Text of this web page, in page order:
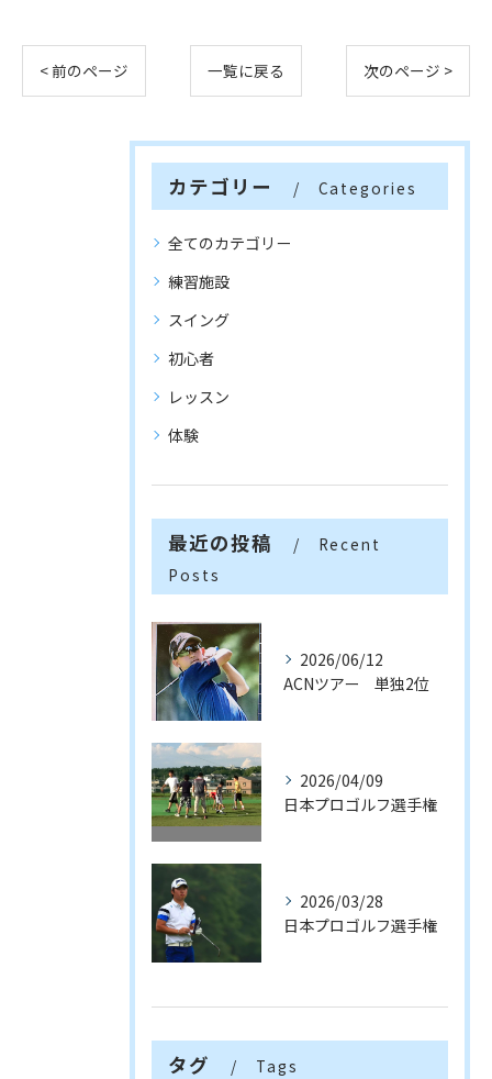
< 前のページ 一覧に戻る 次のページ >
カテゴリー Categories
全てのカテゴリー
練習施設
スイング
初心者
レッスン
体験
最近の投稿
Recent
Posts
2026/06/12
ACNツアー 単独2位
2026/04/09
日本プロゴルフ選手権
2026/03/28
日本プロゴルフ選手権
タグ Tags